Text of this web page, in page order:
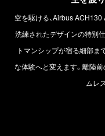
空を駆ける、Airbus ACH130
洗練されたデザインの特別
トマンシップが宿る細部ま
な体験へと変えます。離陸
ムレ